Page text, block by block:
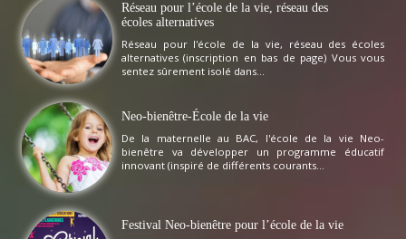
Réseau pour l’école de la vie, réseau des
écoles alternatives
Réseau pour l'école de la vie, réseau des écoles
alternatives (inscription en bas de page) Vous vous
sentez sûrement isolé dans...
Neo-bienêtre-École de la vie
De la maternelle au BAC, l'école de la vie Neo-
bienêtre va développer un programme éducatif
innovant (inspiré de différents courants...
Festival Neo-bienêtre pour l’école de la vie